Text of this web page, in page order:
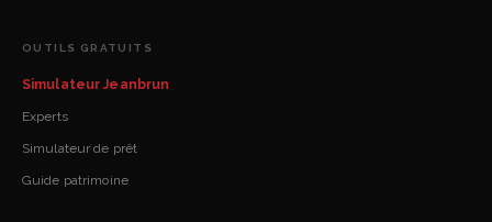
OUTILS GRATUITS
Simulateur Jeanbrun
Experts
Simulateur de prêt
Guide patrimoine